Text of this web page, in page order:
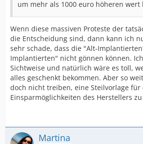
um mehr als 1000 euro höheren wert
Wenn diese massiven Proteste der
die Entscheidung sind, dann kann ich
sehr schade, dass die "Alt-
Implantierten" nicht gönnen können.
Sichtweise und natürlich wäre es toll,
alles geschenkt bekommen. Aber so
doch nicht treiben, eine Steilvorlage für
Einsparmöglichkeiten des Herstellers
Martina